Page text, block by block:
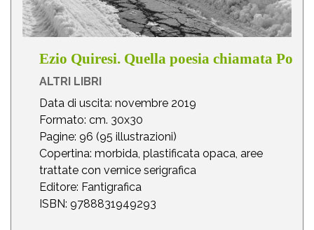
Ezio Quiresi. Quella poesia chiamata Po
ALTRI LIBRI
Data di uscita: novembre 2019
Formato: cm. 30x30
Pagine: 96 (95 illustrazioni)
Copertina: morbida, plastificata opaca, aree
trattate con vernice serigrafica
Editore: Fantigrafica
ISBN: 9788831949293